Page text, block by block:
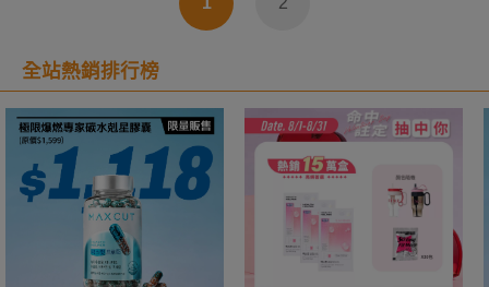
全站熱銷排行榜